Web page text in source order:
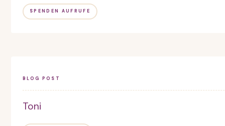
SPENDEN AUFRUFE
BLOG POST
Toni